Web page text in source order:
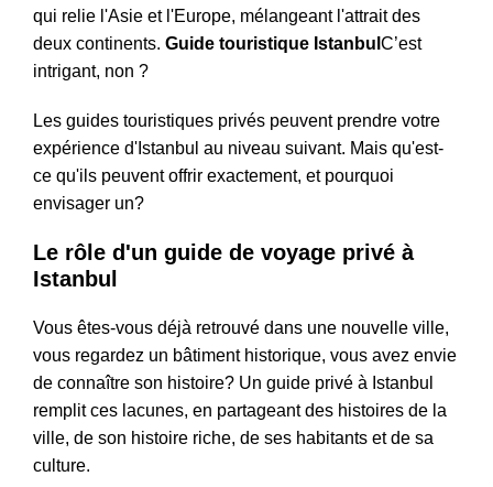
qui relie l'Asie et l'Europe, mélangeant l'attrait des
deux continents. Guide touristique Istanbul C’est
intrigant, non ?
Les guides touristiques privés peuvent prendre votre
expérience d'Istanbul au niveau suivant. Mais qu'est-
ce qu'ils peuvent offrir exactement, et pourquoi
envisager un?
Le rôle d'un guide de voyage privé à
Istanbul
Vous êtes-vous déjà retrouvé dans une nouvelle ville,
vous regardez un bâtiment historique, vous avez envie
de connaître son histoire? Un guide privé à Istanbul
remplit ces lacunes, en partageant des histoires de la
ville, de son histoire riche, de ses habitants et de sa
culture.